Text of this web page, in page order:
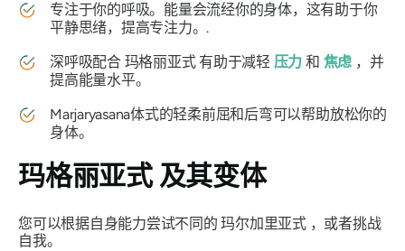
专注于你的呼吸。能量会流经你的身体，这有助于你
平静思绪，提高专注力。.
深呼吸配合 玛格丽亚式有助于减轻 压力 和 焦虑 ，并
提高能量水平。
Marjaryasana体式的轻柔前屈和后弯可以帮助放松你的
身体。
玛格丽亚式及其变体
您可以根据自身能力尝试不同的玛尔加里亚式，或者挑战
自我。